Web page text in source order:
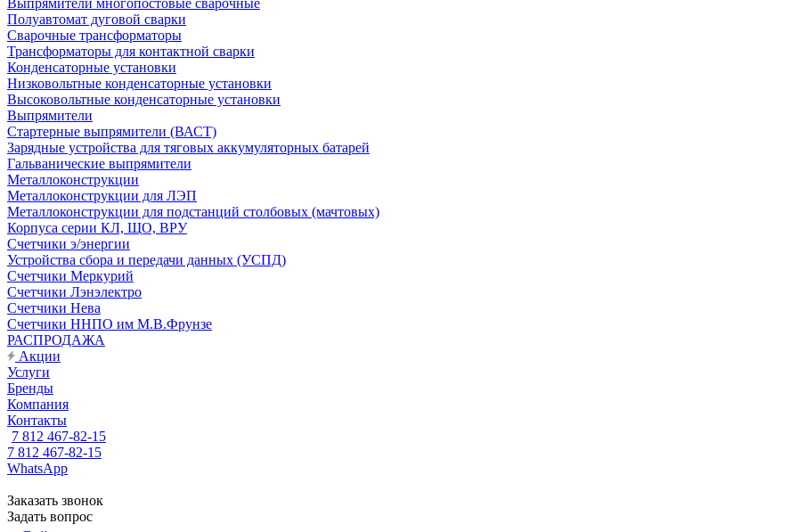
Выпрямители многопостовые сварочные
Полуавтомат дуговой сварки
Сварочные трансформаторы
Трансформаторы для контактной сварки
Конденсаторные установки
Низковольтные конденсаторные установки
Высоковольтные конденсаторные установки
Выпрямители
Стартерные выпрямители (ВАСТ)
Зарядные устройства для тяговых аккумуляторных батарей
Гальванические выпрямители
Металлоконструкции
Металлоконструкции для ЛЭП
Металлоконструкции для подстанций столбовых (мачтовых)
Корпуса серии КЛ, ЩО, ВРУ
Счетчики э/энергии
Устройства сбора и передачи данных (УСПД)
Счетчики Меркурий
Счетчики Лэнэлектро
Счетчики Нева
Счетчики ННПО им М.В.Фрунзе
РАСПРОДАЖА
Акции
Услуги
Бренды
Компания
Контакты
7 812 467-82-15
7 812 467-82-15
WhatsApp
Заказать звонок
Задать вопрос